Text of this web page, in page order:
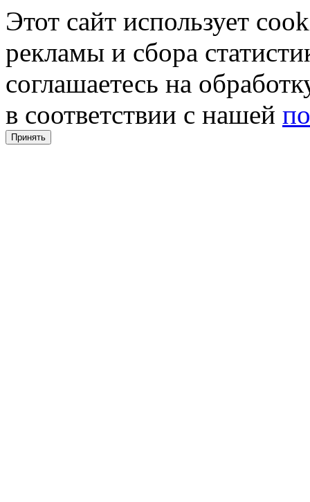
Этот сайт использует
рекламы и сбора
соглашаетесь на
в соответствии с нашей
Принять